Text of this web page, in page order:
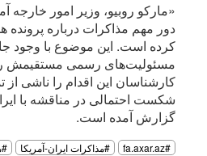
«مارکو روبیو، وزیر امور خارجه
دور مهم مذاکرات درباره پرونده
کرده است. این موضوع با وجود
مسئولیت‌های رسمی مستقیمش
کارشناسان این اقدام را ناشی از
شکست احتمالی در مناقشه با
گزارش آمده است.
#fa.axar.az #مذاکرات ایران-آمریکا